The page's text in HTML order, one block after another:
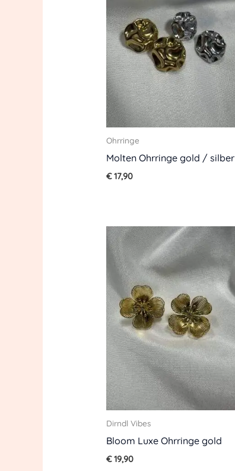
Ohrringe
Molten Ohrringe gold / silber
€17,90
Dirndl Vibes
Bloom Luxe Ohrringe gold
€19,90